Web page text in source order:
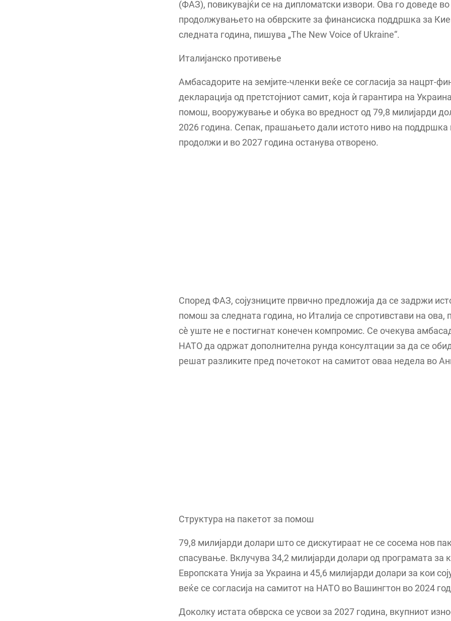
(ФАЗ), повикувајќи се на дипломатски извори. Ова го доведе
продолжувањето на обврските за финансиска поддршка за
следната година, пишува „The New Voice of Ukraine“.
Италијанско противење
Амбасадорите на земјите-членки веќе се согласија за нацрт-
декларација од претстојниот самит, која ѝ гарантира на
помош, вооружување и обука во вредност од 79,8 милијарди
2026 година. Сепак, прашањето дали истото ниво на поддршка
продолжи и во 2027 година останува отворено.
Според ФАЗ, сојузниците првично предложија да се задржи
помош за следната година, но Италија се спротивстави на ова,
сè уште не е постигнат конечен компромис. Се очекува
НАТО да одржат дополнителна рунда консултации за да се
решат разликите пред почетокот на самитот оваа недела во
Структура на пакетот за помош
79,8 милијарди долари што се дискутираат не се сосема нов
спасување. Вклучува 34,2 милијарди долари од програмата за
Европската Унија за Украина и 45,6 милијарди долари за кои
веќе се согласија на самитот на НАТО во Вашингтон во 2024
Доколку истата обврска се усвои за 2027 година, вкупниот